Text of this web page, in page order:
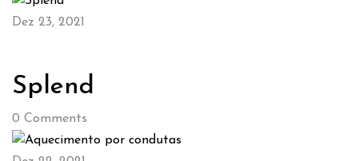
Dez 23, 2021
Splend
0 Comments